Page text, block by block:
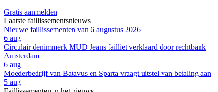
Gratis aanmelden
Laatste faillissementsnieuws
Nieuwe faillissementen van 6 augustus 2026
6 aug
Circulair denimmerk MUD Jeans failliet verklaard door rechtbank
Amsterdam
6 aug
Moederbedrijf van Batavus en Sparta vraagt uitstel van betaling aan
5 aug